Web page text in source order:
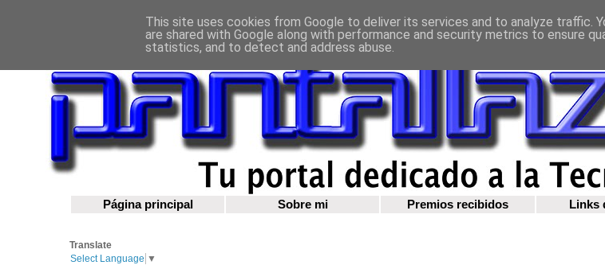
Página principal Sobre mi Premios recibidos Links
Translate
Select Language ▼
This site uses cookies from Google to deliver its services and to analyze traffic.
are shared with Google along with performance and security metrics to ensure
statistics, and to detect and address abuse.